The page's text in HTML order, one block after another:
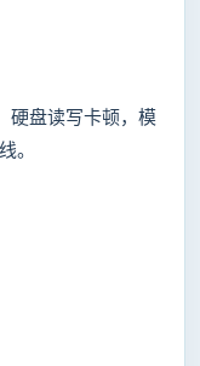
硬盘读写卡顿，模
。